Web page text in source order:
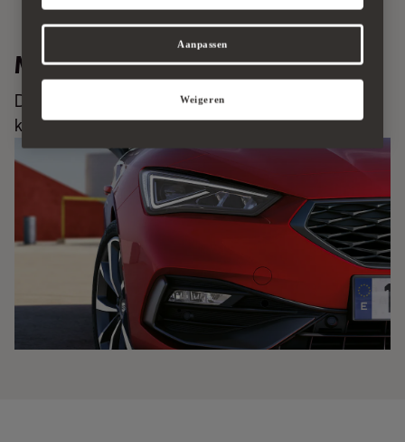
Matrix LED koplampen
De Leon mag gezien worden met de Matrix LED
koplampen.
Weigeren
Aanpassen